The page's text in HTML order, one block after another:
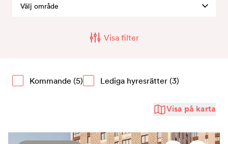
Välj område
Visa filter
Kommande (5) Lediga hyresrätter (3)
Visa på karta